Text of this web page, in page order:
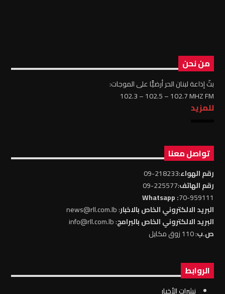
من نحن
بثّ إذاعة لبنان الحر أرضيًّا على الموجات:
102.3 – 102.5 – 102.7 MHZ FM
للمزيد
تواصل معنا
رقم الهواء:218233-09
رقم الهاتف:225577-09
70-959111
: Whatsapp
البريد الالكتروني الخاص بالاخبار: news@rll.com.lb
البريد الالكتروني الخاص بالبرامج: info@rll.com.lb
ص.ب: 110 زوق مكايل
الروابط
نشرات الأخبار